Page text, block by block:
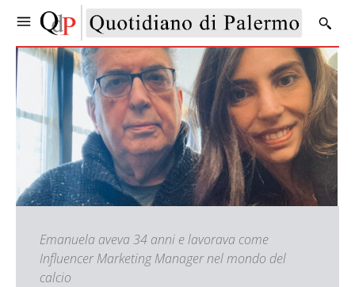
Emanuela aveva 34 anni e lavorava come
Influencer Marketing Manager nel mondo del
calcio